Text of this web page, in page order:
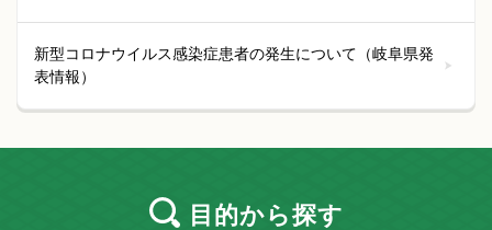
新型コロナウイルス感染症患者の発生について（岐阜県発
表情報）
目的から探す